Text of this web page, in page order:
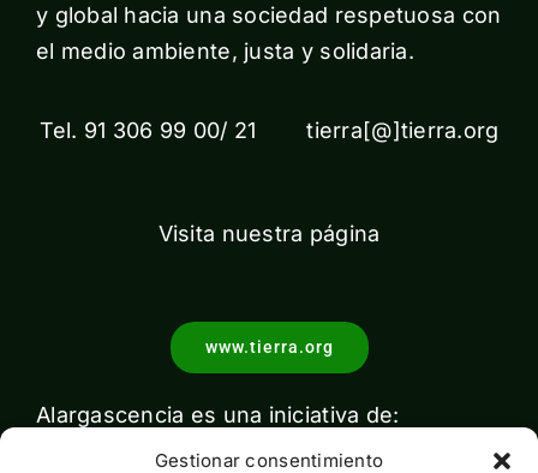
Gestionar consentimiento
y global hacia una sociedad respetuosa con
el medio ambiente, justa y solidaria.
Tel. 91 306 99 00/ 21 tierra[@]tierra.org
Visita nuestra página
www.tierra.org
Alargascencia es una iniciativa de: